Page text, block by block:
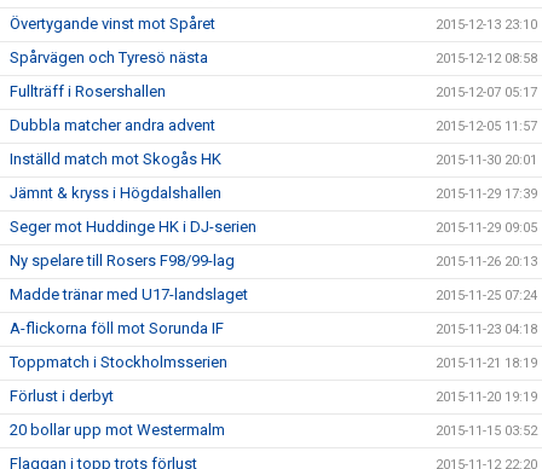
Övertygande vinst mot Spåret 2015-12-13 23:10
Spårvägen och Tyresö nästa 2015-12-12 08:58
Fullträff i Rosershallen 2015-12-07 05:17
Dubbla matcher andra advent 2015-12-05 11:57
Inställd match mot Skogås HK 2015-11-30 20:01
Jämnt & kryss i Högdalshallen 2015-11-29 17:39
Seger mot Huddinge HK i DJ-serien 2015-11-29 09:05
Ny spelare till Rosers F98/99-lag 2015-11-26 20:13
Madde tränar med U17-landslaget 2015-11-25 07:24
A-flickorna föll mot Sorunda IF 2015-11-23 04:18
Toppmatch i Stockholmsserien 2015-11-21 18:19
Förlust i derbyt 2015-11-20 19:19
20 bollar upp mot Westermalm 2015-11-15 03:52
Flaggan i topp trots förlust 2015-11-12 22:20